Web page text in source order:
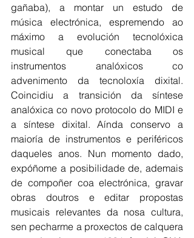
gañaba), a montar un estudo de
música electrónica, espremendo ao
máximo a evolución tecnolóxica
musical que conectaba os
instrumentos analóxicos co
advenimento da tecnoloxía dixital.
Coincidiu a transición da síntese
analóxica co novo protocolo do MIDI e
a síntese dixital. Aínda conservo a
maioría de instrumentos e periféricos
daqueles anos. Nun momento dado,
expóñome a posibilidade de, ademais
de compoñer coa electrónica, gravar
obras doutros e editar propostas
musicais relevantes da nosa cultura,
sen pecharme a proxectos de calquera